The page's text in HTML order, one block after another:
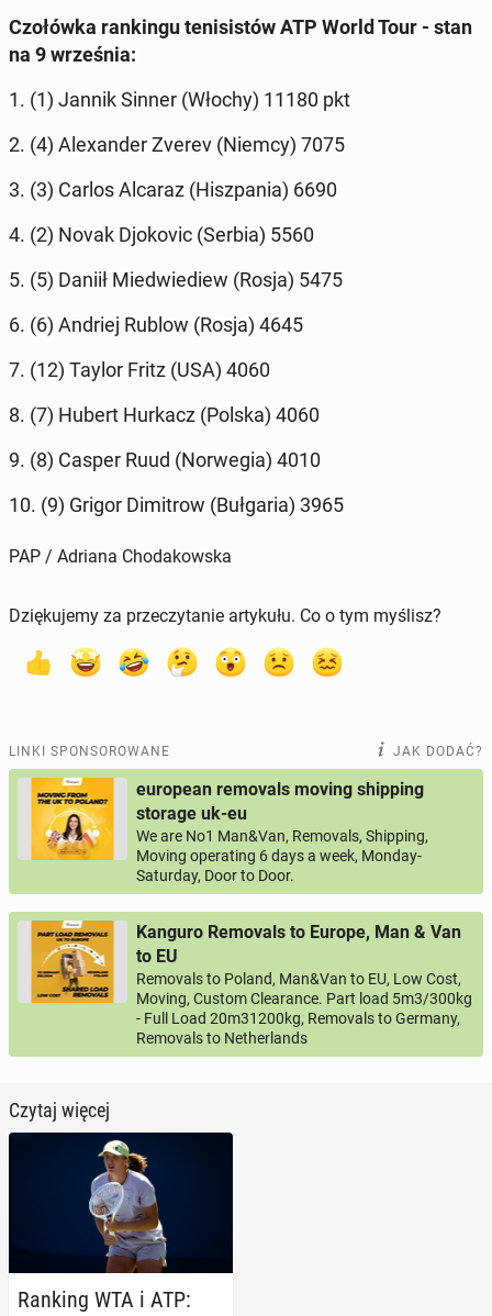
Czo­łów­ka ran­kin­gu te­ni­si­stów ATP World Tour - stan
na 9 wrze­śnia:
1. (1) Jannik Sinner (Włochy) 11180 pkt
2. (4) Ale­xan­der Zverev (Niemcy) 7075
3. (3) Carlos Alcaraz (Hisz­pa­nia) 6690
4. (2) Novak Djo­ko­vic (Serbia) 5560
5. (5) Daniił Mie­dwie­diew (Rosja) 5475
6. (6) Andriej Rublow (Rosja) 4645
7. (12) Taylor Fritz (USA) 4060
8. (7) Hubert Hurkacz (Polska) 4060
9. (8) Casper Ruud (Nor­we­gia) 4010
10. (9) Grigor Di­mi­trow (Buł­ga­ria) 3965
PAP / Adriana Chodakowska
Dziękujemy za przeczytanie artykułu. Co o tym myślisz?
LINKI SPONSOROWANE JAK DODAĆ?
european removals moving shipping
storage uk-eu
We are No1 Man&Van, Removals, Shipping,
Moving operating 6 days a week, Monday-
Saturday, Door to Door.
Kanguro Removals to Europe, Man & Van
to EU
Removals to Poland, Man&Van to EU, Low Cost,
Moving, Custom Clearance. Part load 5m3/300kg
- Full Load 20m31200kg, Removals to Germany,
Removals to Netherlands
Czytaj więcej
Ranking WTA i ATP: